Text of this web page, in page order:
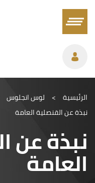
الرئيسية > لوس انجلوس
نبذة عن القنصلية العامة
نبذة عن
العامة